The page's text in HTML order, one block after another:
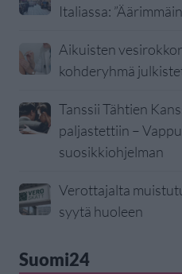
Italiassa:
Aikuisten
kohderyhmä
Tanssii Tähtien
paljastettiin –
suosikkiohjelman
Verottajalta
syytä huoleen
Suomi24